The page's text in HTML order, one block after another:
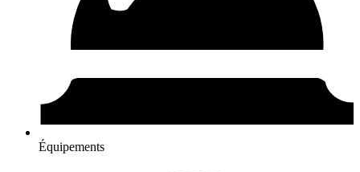
Équipements